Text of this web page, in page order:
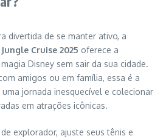
divertida de se manter ativo, a
Cruise 2025 oferece a
Disney sem sair da sua cidade.
amigos ou em família, essa é a
jornada inesquecível e colecionar
em atrações icônicas.
explorador, ajuste seus tênis e